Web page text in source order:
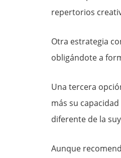
repertorios
Otra estrategia
obligándote a
Una tercera
más su
diferente de la
Aunque